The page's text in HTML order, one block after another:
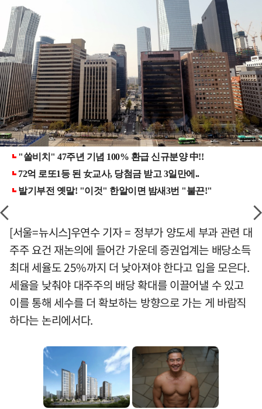
[서울=뉴시스]우연수 기자 = 정부가 양도세 부과 관련 대
주주 요건 재논의에 들어간 가운데 증권업계는 배당소득
최대 세율도 25%까지 더 낮아져야 한다고 입을 모은다.
세율을 낮춰야 대주주의 배당 확대를 이끌어낼 수 있고
이를 통해 세수를 더 확보하는 방향으로 가는 게 바람직
하다는 논리에서다.